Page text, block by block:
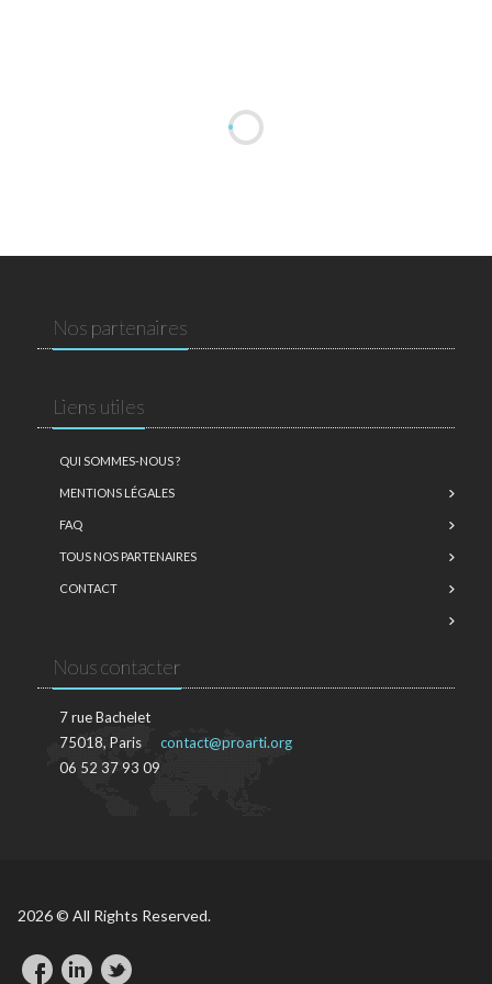
Nos partenaires
Liens utiles
QUI SOMMES-NOUS ?
MENTIONS LÉGALES
FAQ
TOUS NOS PARTENAIRES
CONTACT
Nous contacter
7 rue Bachelet
75018, Paris
06 52 37 93 09
contact@proarti.org
2026 © All Rights Reserved.